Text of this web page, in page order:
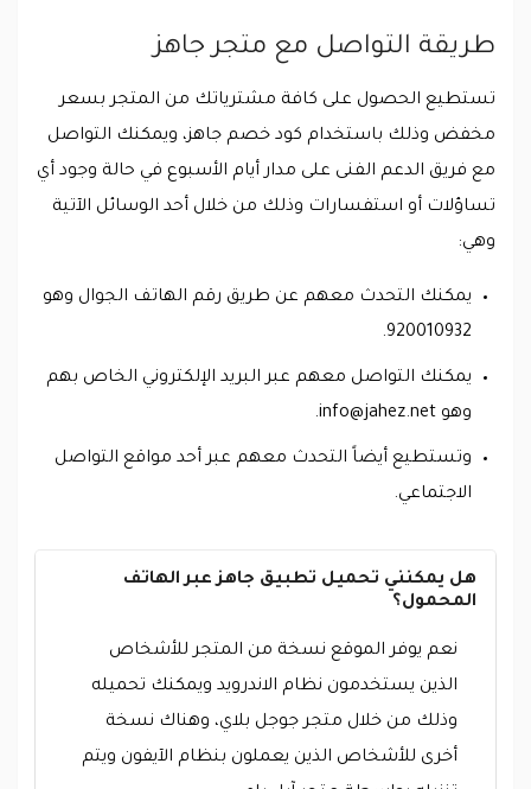
طريقة التواصل مع متجر جاهز
تستطيع الحصول على كافة مشترياتك من المتجر بسعر
مخفض وذلك باستخدام كود خصم جاهز، ويمكنك التواصل
مع فريق الدعم الفنى على مدار أيام الأسبوع في حالة وجود أي
تساؤلات أو استفسارات وذلك من خلال أحد الوسائل الآتية
وهي:
يمكنك التحدث معهم عن طريق رقم الهاتف الجوال وهو
920010932.
يمكنك التواصل معهم عبر البريد الإلكتروني الخاص بهم
وهو info@jahez.net
.
وتستطيع أيضاً التحدث معهم عبر أحد مواقع التواصل
الاجتماعي.
هل يمكنني تحميل تطبيق جاهز عبر الهاتف
المحمول؟
نعم يوفر الموقع نسخة من المتجر للأشخاص
الذين يستخدمون نظام الاندرويد ويمكنك تحميله
وذلك من خلال متجر جوجل بلاي، وهناك نسخة
أخرى للأشخاص الذين يعملون بنظام الآيفون ويتم